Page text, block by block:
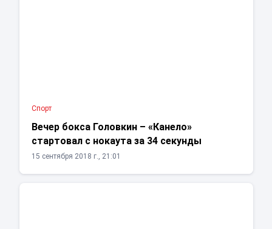
Спорт
Вечер бокса Головкин – «Канело»
стартовал с нокаута за 34 секунды
15 сентября 2018 г., 21:01